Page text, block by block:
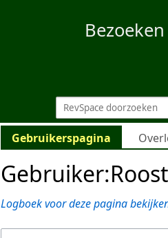
Bezoeken
Gebruikerspagina
Logboek voor deze pagina